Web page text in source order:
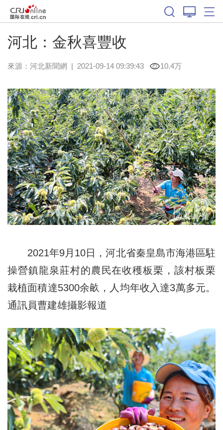
河北：金秋喜豐收
來源： 河北新聞網 | 2021-09-14 09:39:43 10.4万
2021年9月10日，河北省秦皇島市海港區駐
操營鎮龍泉莊村的農民在收穫板栗，該村板栗
栽植面積達5300余畝，人均年收入達3萬多元。
通訊員曹建雄攝影報道